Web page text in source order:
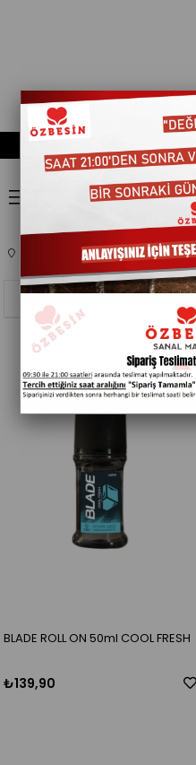
KOZMETIK CILT BAKIM
Sıralama
BLADE ROLL ON 50ml COOL FRESH
₺139,90